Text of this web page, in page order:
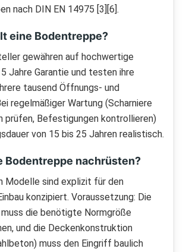
nach DIN EN 14975 [3][6].
eine Bodentreppe?
gewähren auf hochwertige
Jahre Garantie und testen ihre
tausend Öffnungs- und
regelmäßiger Wartung (Scharniere
prüfen, Befestigungen kontrollieren)
von 15 bis 25 Jahren realistisch.
Bodentreppe nachrüsten?
Modelle sind explizit für den
konzipiert. Voraussetzung: Die
die benötigte Normgröße
und die Deckenkonstruktion
muss den Eingriff baulich